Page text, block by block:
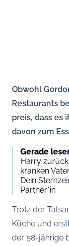
Obwohl
Restaurants
preis, dass es
davon zum
Gerade
Harry
kranken
Dein
Partner*in
Trotz der
Küche und
der 58-jährige